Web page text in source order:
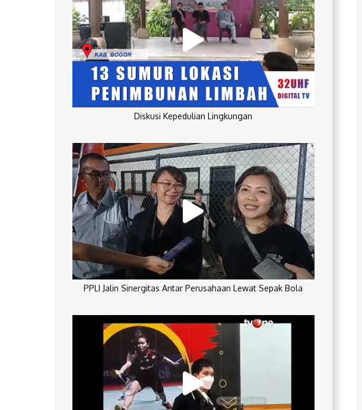
Diskusi Kepedulian Lingkungan
PPLI Jalin Sinergitas Antar Perusahaan Lewat Sepak Bola